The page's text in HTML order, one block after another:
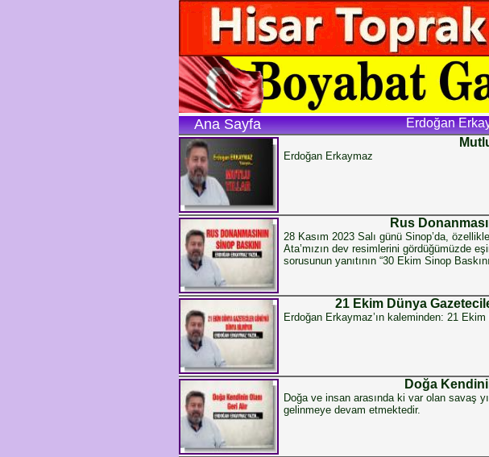
Erdoğan
Ana Sayfa
Erdoğan Erkaymaz
Rus
28 Kasım 2023 Salı günü Sinop’da,
Ata’mızın dev resimlerini gördüğümüzde
sorusunun yanıtının “30 Ekim Sinop
21 Ekim Dünya
Erdoğan Erkaymaz’ın kaleminden: 21
Doğa
Doğa ve insan arasında ki var olan savaş
gelinmeye devam etmektedir.